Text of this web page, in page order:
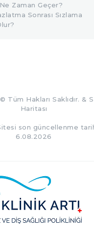
Zaman Geçer?
Sonrası Sızlama
© Tüm Hakları Saklıdır. &
Haritası
son güncellenme
6.08.2026